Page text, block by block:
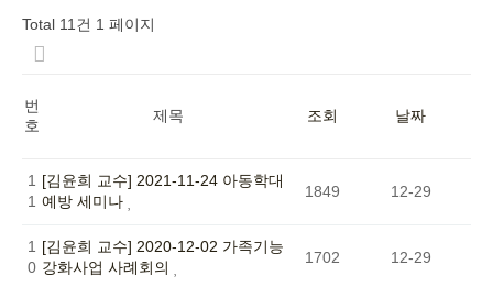
Total 11건 1 페이지
번
호
제목 조회 날짜
1
1
[김윤희 교수] 2021-11-24 아동학대
예방 세미나
1849 12-29
1
0
[김윤희 교수] 2020-12-02 가족기능
강화사업 사례회의
1702 12-29